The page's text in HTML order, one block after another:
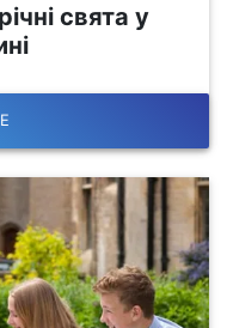
свята у